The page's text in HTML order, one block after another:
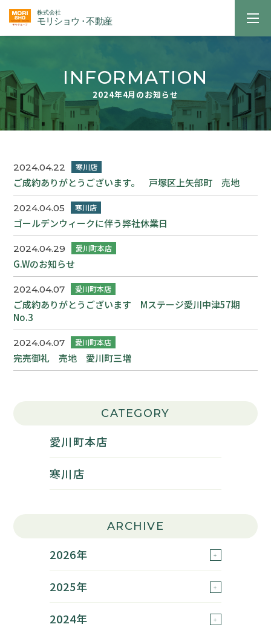
INFORMATION
2024年4月のお知らせ
2024.04.22
ご成約ありがとうございます。 戸塚区上矢部町 売地
2024.04.05
ゴールデンウィークに伴う弊社休業日
2024.04.29
G.Wのお知らせ
2024.04.07
ご成約ありがとうございます Mステージ愛川中津57期
No.3
2024.04.07
完売御礼 売地 愛川町三増
CATEGORY
愛川町本店
寒川店
ARCHIVE
2026年
2025年
2024年